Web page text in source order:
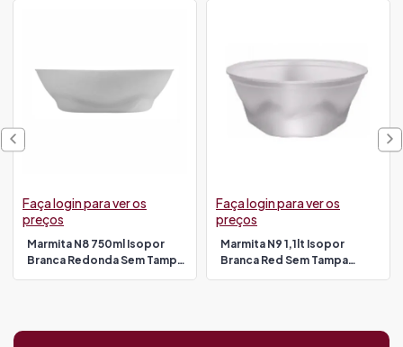
Marmita N8 750ml Isopor
Branca Redonda Sem Tampa
Faça login para ver os
preços
Marmita N9 1,1lt Isopor
Branca Red Sem Tampa
Faça login para ver os
preços